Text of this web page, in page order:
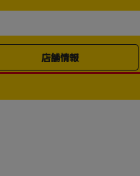
店舗情報